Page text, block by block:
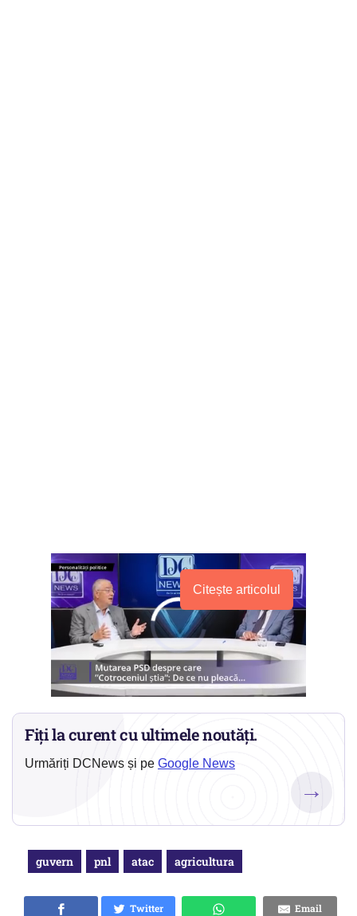
Citește articolul
Fiți la curent cu ultimele noutăți.
Urmăriți DCNews și pe Google News
→
guvern pnl atac agricultura
Twitter
Email